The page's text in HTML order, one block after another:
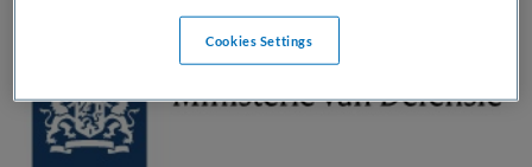
Cookies Settings